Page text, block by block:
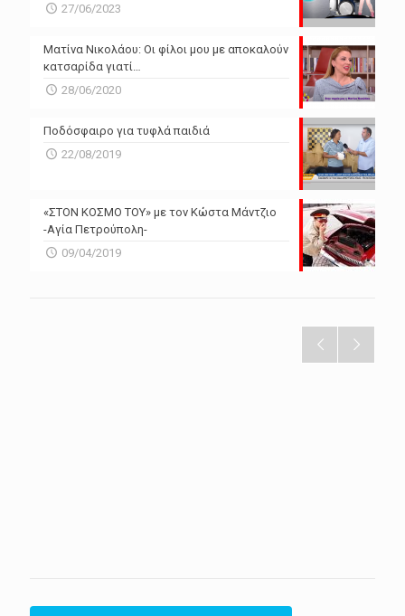
27/06/2023
Ματίνα Νικολάου: Οι φίλοι μου με αποκαλούν
κατσαρίδα γιατί…
28/06/2020
Ποδόσφαιρο για τυφλά παιδιά
22/08/2019
«ΣΤΟΝ ΚΟΣΜΟ ΤΟΥ» με τον Κώστα Μάντζιο
-Αγία Πετρούπολη-
09/04/2019